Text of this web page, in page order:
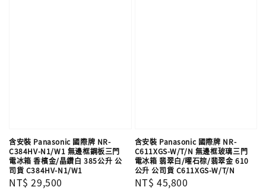
含安裝 Panasonic 國際牌 NR-
C384HV-N1/W1 無邊框鋼板三門
電冰箱 香檳金/晶鑽白 385公升 公
司貨 C384HV-N1/W1
Regular
NT$ 29,500
含安裝 Panasonic 國際牌 NR-
C611XGS-W/T/N 無邊框玻璃三門
電冰箱 翡翠白/曜石棕/翡翠金 610
公升 公司貨 C611XGS-W/T/N
Regular
NT$ 45,800